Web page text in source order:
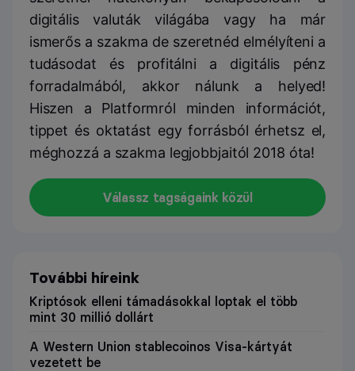
digitális valuták világába vagy ha már
ismerős a szakma de szeretnéd elmélyíteni a
tudásodat és profitálni a digitális pénz
forradalmából, akkor nálunk a helyed!
Hiszen a Platformról minden információt,
tippet és oktatást egy forrásból érhetsz el,
méghozzá a szakma legjobbjaitól 2018 óta!
Válassz tagságaink közül
További híreink
Kriptósok elleni támadásokkal loptak el több
mint 30 millió dollárt
A Western Union stablecoinos Visa-kártyát
vezetett be